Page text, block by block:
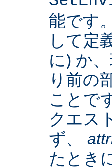
能です
して定
に) か
り前の
ことで
クエス
ず、
たとき